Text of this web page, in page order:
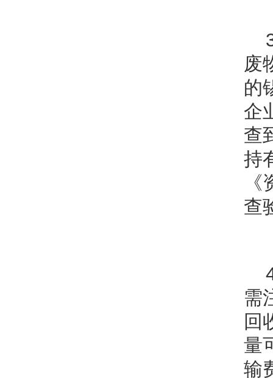
废
的
企
查
持
查
需
回
量
输